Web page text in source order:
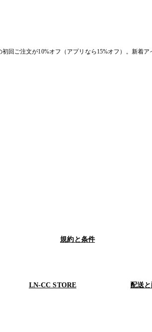
回ご注文が10%オフ（アプリなら15%オフ）。新着
規約と条件
LN-CC STORE 配送